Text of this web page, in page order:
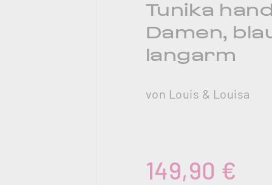
Tunika
Damen,
langarm
von Louis & Louisa
149,90 €